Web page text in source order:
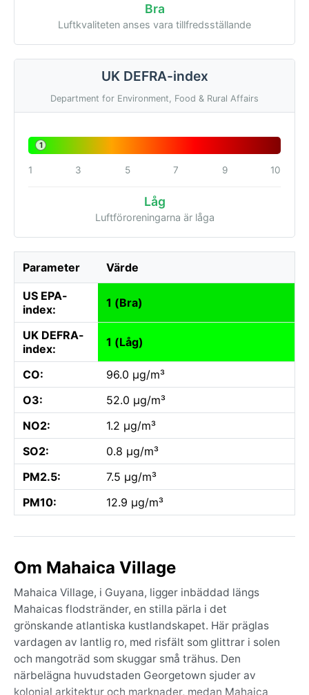
Bra
Luftkvaliteten anses vara tillfredsställande
UK DEFRA-index
Department for Environment, Food & Rural Affairs
1
1 3 5 7 9 10
Låg
Luftföroreningarna är låga
Parameter Värde
US EPA-
index:
1 (Bra)
UK DEFRA-
index:
1 (Låg)
CO:
96.0 µg/m³
O3:
52.0 µg/m³
NO2:
1.2 µg/m³
SO2:
0.8 µg/m³
PM2.5:
7.5 µg/m³
PM10:
12.9 µg/m³
Om Mahaica Village
Mahaica Village, i Guyana, ligger inbäddad längs
Mahaicas flodstränder, en stilla pärla i det
grönskande atlantiska kustlandskapet. Här präglas
vardagen av lantlig ro, med risfält som glittrar i solen
och mangoträd som skuggar små trähus. Den
närbelägna huvudstaden Georgetown sjuder av
kolonial arkitektur och marknader, medan Mahaica